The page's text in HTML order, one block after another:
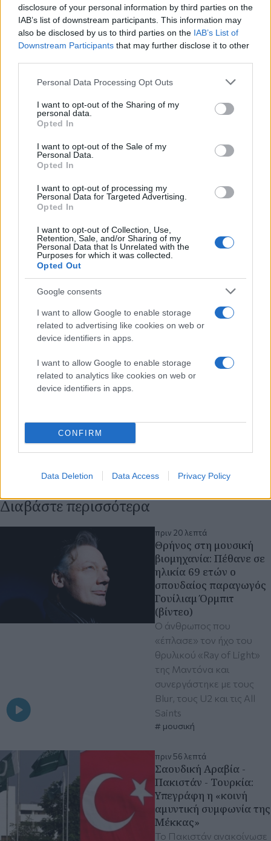
disclosure of your personal information by third parties on the
IAB’s list of downstream participants. This information may
also be disclosed by us to third parties on the IAB’s List of
Downstream Participants that may further disclose it to other
Please note that this website/app uses one or more Google
not limited to your visit or usage behaviour. You may click to
grant or deny consent to Google and its third-party tags to
use your data for below specified purposes in below Google
consent section.
Personal Data Processing Opt Outs
I want to opt-out of the Sharing of my
personal data.
Opted In
I want to opt-out of the Sale of my
Personal Data.
Opted In
I want to opt-out of processing my
Personal Data for Targeted Advertising.
Opted In
I want to opt-out of Collection, Use,
Retention, Sale, and/or Sharing of my
Personal Data that Is Unrelated with the
Purposes for which it was collected.
Opted Out
Google consents
I want to allow Google to enable storage
related to advertising like cookies on web or
device identifiers in apps.
I want to allow Google to enable storage
related to analytics like cookies on web or
device identifiers in apps.
CONFIRM
Data Deletion Data Access Privacy Policy
Διαβάστε περισσότερα
πριν 20 λεπτά
Θρήνος στη μουσική
βιομηχανία: Πέθανε σε
ηλικία 69 ετών ο
σπουδαίος παραγωγός
Γουίλιαμ Όρμπιτ
(βίντεο)
Ο άνθρωπος που
«έπλασε» τον ήχο του
θρυλικού «Ray of Light»
της Μαντόνα και
συνεργάστηκε με τους
Blur, τους U2 και τις All
Saints
μουσική
πριν 56 λεπτά
Σαουδική Αραβία -
Πακιστάν - Τουρκία:
Υπεγράφη η «κοινή
αμυντική συμφωνία της
Μέκκας»
Το Πακιστάν ανακοίνωσε